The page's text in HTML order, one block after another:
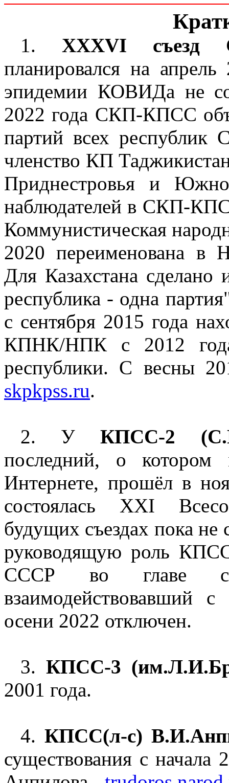
1. XXXVI съезд
планировался на
эпидемии КОВИДа не
2022 года СКП-КПСС
партий всех республик
членство КП
Приднестровья и
наблюдателей в СКП-
Коммунистическая
2020 переименована в
Для Казахстана
республика - одна
с сентября 2015 года
КПНК/НПК с 2012 года
республики. С весны
skpkpss.ru.
2. УКПСС-2
последний, о
Интернете, прошёл в
состоялась XXI
будущих съездах пока не
руководящую роль
СССР во главе с
осени 2022 отключен.
3. КПСС-3
2001 года.
4. КПСС(л-с)
существования с начала